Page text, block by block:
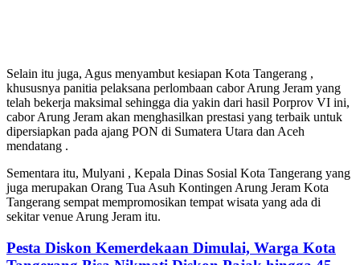
Selain itu juga, Agus menyambut kesiapan Kota Tangerang ,
khususnya panitia pelaksana perlombaan cabor Arung Jeram yang
telah bekerja maksimal sehingga dia yakin dari hasil Porprov VI ini,
cabor Arung Jeram akan menghasilkan prestasi yang terbaik untuk
dipersiapkan pada ajang PON di Sumatera Utara dan Aceh
mendatang .
Sementara itu, Mulyani , Kepala Dinas Sosial Kota Tangerang yang
juga merupakan Orang Tua Asuh Kontingen Arung Jeram Kota
Tangerang sempat mempromosikan tempat wisata yang ada di
sekitar venue Arung Jeram itu.
Pesta Diskon Kemerdekaan Dimulai, Warga Kota